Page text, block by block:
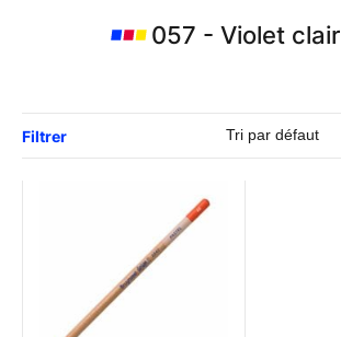
057 - Violet clair
Filtrer